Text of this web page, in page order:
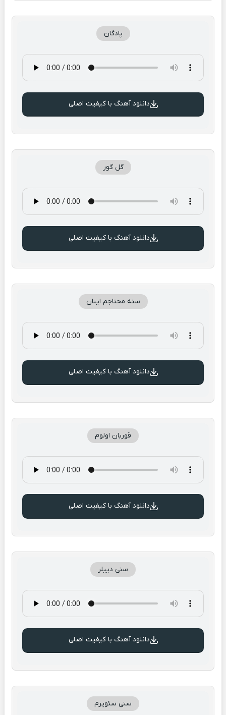
پادگان
دانلود آهنگ با کیفیت اصلی
گل گور
دانلود آهنگ با کیفیت اصلی
سنه محتاجم اینان
دانلود آهنگ با کیفیت اصلی
قوربان اولوم
دانلود آهنگ با کیفیت اصلی
سنی دییلر
دانلود آهنگ با کیفیت اصلی
سنی سئویرم